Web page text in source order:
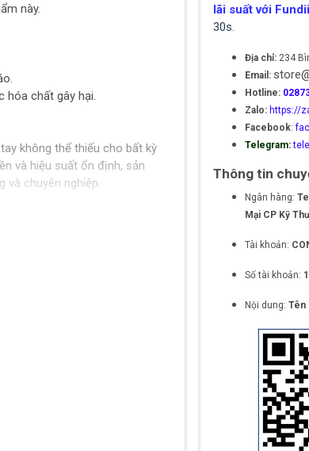
này.
hóa chất gây hại.
không thể thiếu cho bất kỳ
và hiệu suất ổn định, sản
và chuyên nghiệp.
lãi suất với
30s.
Địa chỉ: 234
Email:
Hotline:
Zalo: https://
Facebook:
Telegram:
Thông tin
Ngân hàng:
Mại CP Kỹ
Tài khoản:
Số tài khoản:
Nội dung: Tên